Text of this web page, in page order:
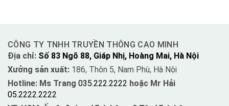
CÔNG TY TNHH TRUYỀN THÔNG CAO MINH
Địa chỉ: Số 83 Ngõ 88, Giáp Nhị, Hoàng Mai, Hà Nội
Xưởng sản xuất: 186, Thôn 5, Nam Phù, Hà Nội
Hotline: Ms Trang 035.222.2222 hoặc Mr Hải
05.2222.2222